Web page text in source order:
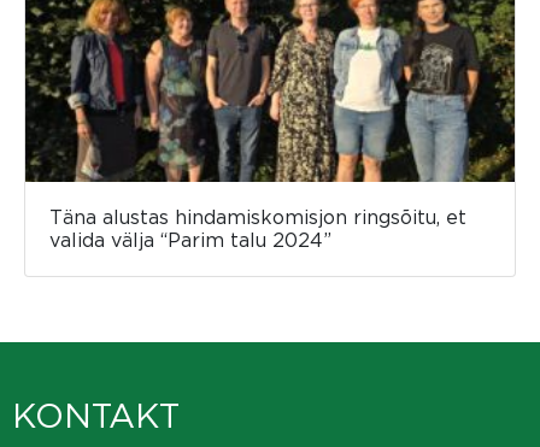
Täna alustas hindamiskomisjon ringsõitu, et
valida välja “Parim talu 2024”
KONTAKT